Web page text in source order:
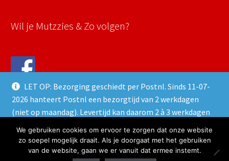
LET OP: Bezorging geschiedt per Postnl. Sinds 11-07-
2026 hanteert Postnl een bezorgtijd van 2 werkdagen
(niet op maandag). Levertijd kan daarom 2 à 3 werkdagen
duren.
Negeren
Wil je Mutzzies & Zo volgen?
© 2022 Mutzzies & Zo - Powered and maintained bywinkeltjes.net
We gebruiken cookies om ervoor te zorgen dat onze website
zo soepel mogelijk draait. Als je doorgaat met het gebruiken
van de website, gaan we er vanuit dat ermee instemt.